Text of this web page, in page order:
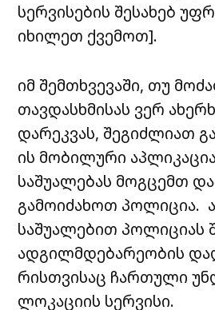
სერვისების შესახებ
იხილეთ ქვემოთ].
იმ შემთხვევაში, თუ
თავდასხმისას ვერ
დარეკვას, შეგიძლიათ
ის მობილური
საშუალებას მოგცემთ
გამოიძახოთ პოლიცია.
საშუალებით პოლიციას
ადგილმდებარეობის
რისთვისაც ჩართული
ლოკაციის სერვისი.